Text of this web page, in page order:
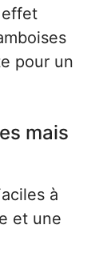
effet
pour un
mais
à
et une